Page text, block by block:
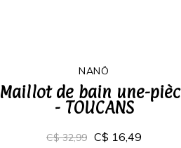
NANÖ
Maillot de bain une-
- TOUCANS
C$ 32,99 C$ 16,49